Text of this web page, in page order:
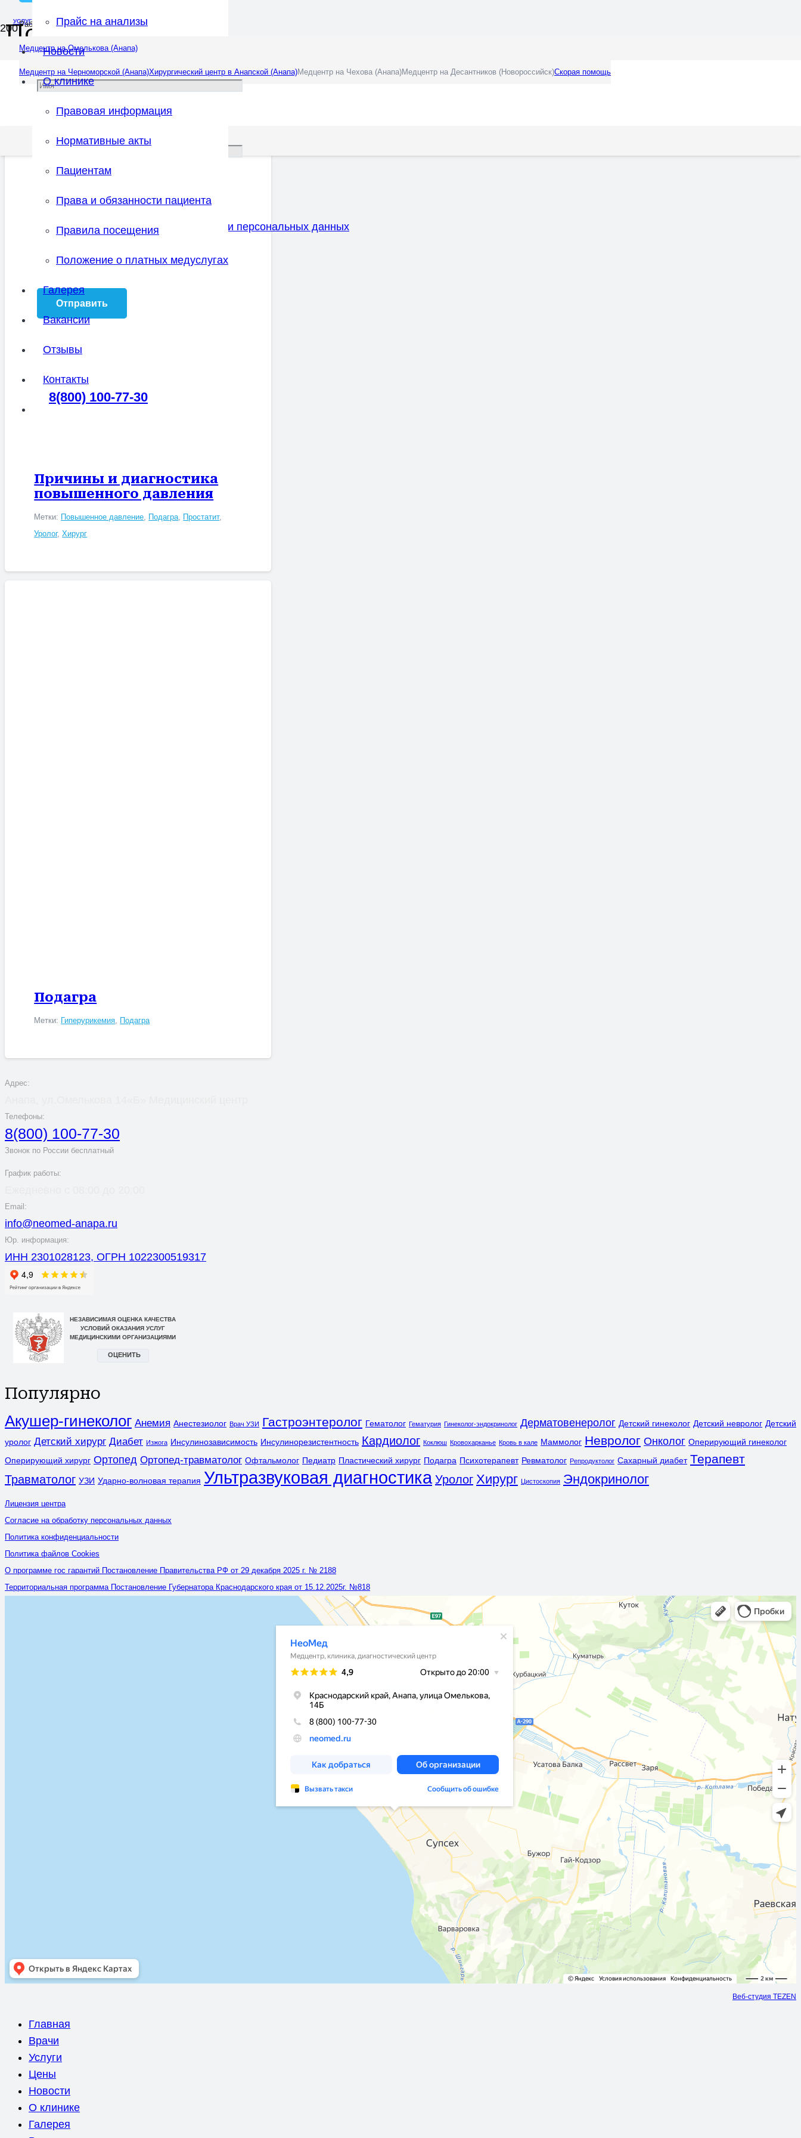
Работаем ежедневно: 08:00 — 20:00
Медцентр на Омелькова (Анапа)
Медцентр на Черноморской (Анапа)Хирургический центр в Анапской (Анапа)Медцентр на Чехова (Анапа)Медцентр на Десантников (Новороссийск)Скорая помощь
Соглашаюсь справилами обработки персональных данных
8(800) 100-77-30
Прайс на анализы
Новости
О клинике
Правовая информация
Нормативные акты
Пациентам
Права и обязанности пациента
Правила посещения
Положение о платных медуслугах
Галерея
Вакансии
Отзывы
Контакты
Подагра
УСЛУГИ
Причины и диагностика
повышенного давления
Метки: Повышенное давление, Подагра, Простатит,
Уролог,Хирург
УСЛУГИ
Подагра
Метки: Гиперурикемия, Подагра
Адрес:
Телефоны:
8(800) 100-77-30
Звонок по России бесплатный
График работы:
Email:
info@neomed-anapa.ru
Юр. информация:
ИНН 2301028123, ОГРН 1022300519317
Популярно
Акушер-гинеколог Анемия Анестезиолог Врач УЗИ Гастроэнтеролог Гематолог Гематурия Гинеколог-эндокринолог Дерматовенеролог Детский гинеколог Детский невролог Детский
уролог Детский хирург Диабет Изжога Инсулинозависимость Инсулинорезистентность Кардиолог Коклюш Кровохарканье Кровь в кале Маммолог Невролог Онколог Оперирующий гинеколог
Оперирующий хирург Ортопед Ортопед-травматолог Офтальмолог Педиатр Пластический хирург Подагра Психотерапевт Ревматолог Репродуктолог Сахарный диабет Терапевт
Травматолог УЗИ Ударно-волновая терапия Ультразвуковая диагностика Уролог Хирург Цистоскопия Эндокринолог
Лицензия центра
Согласие на обработку персональных данных
Политика конфиденциальности
Политика файлов Cookies
О программе гос гарантий Постановление Правительства РФ от 29 декабря 2025 г. № 2188
Территориальная программа Постановление Губернатора Краснодарского края от 15.12.2025г. №818
Веб-студия TEZEN
Главная
Врачи
Услуги
Цены
Новости
О клинике
Галерея